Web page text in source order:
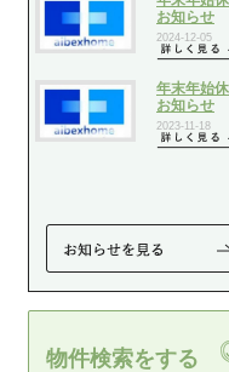
物件検索をする